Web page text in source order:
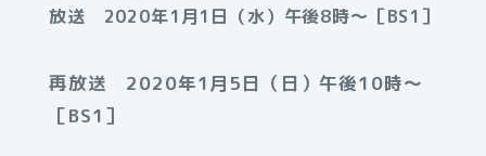
放送 2020年1月1日（水）午後8時～［BS1］
再放送 2020年1月5日（日）午後10時〜
［BS1］